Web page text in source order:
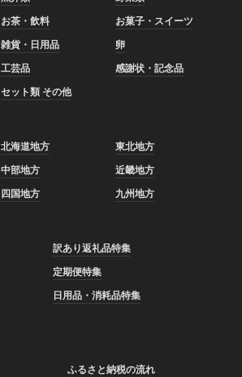
お茶・飲料
お菓子・スイーツ
雑貨・日用品
卵
工芸品
感謝状・記念品
セット類 その他
北海道地方
東北地方
中部地方
近畿地方
四国地方 九州地方
訳あり返礼品特集
定期便特集
日用品・消耗品特集
ふるさと納税の流れ